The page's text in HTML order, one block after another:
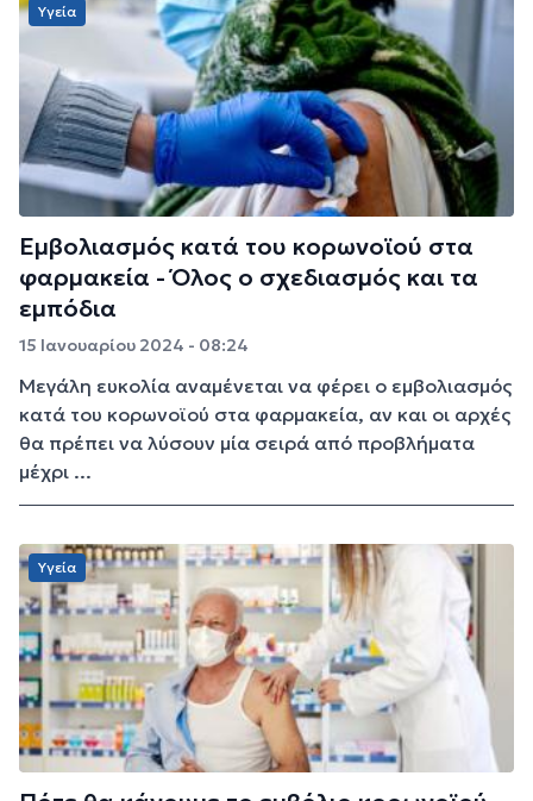
Υγεία
Εμβολιασμός κατά του κορωνοϊού στα
φαρμακεία - Όλος ο σχεδιασμός και τα
εμπόδια
15 Ιανουαρίου 2024 - 08:24
Μεγάλη ευκολία αναμένεται να φέρει ο εμβολιασμός
κατά του κορωνοϊού στα φαρμακεία, αν και οι αρχές
θα πρέπει να λύσουν μία σειρά από προβλήματα
μέχρι ...
Υγεία